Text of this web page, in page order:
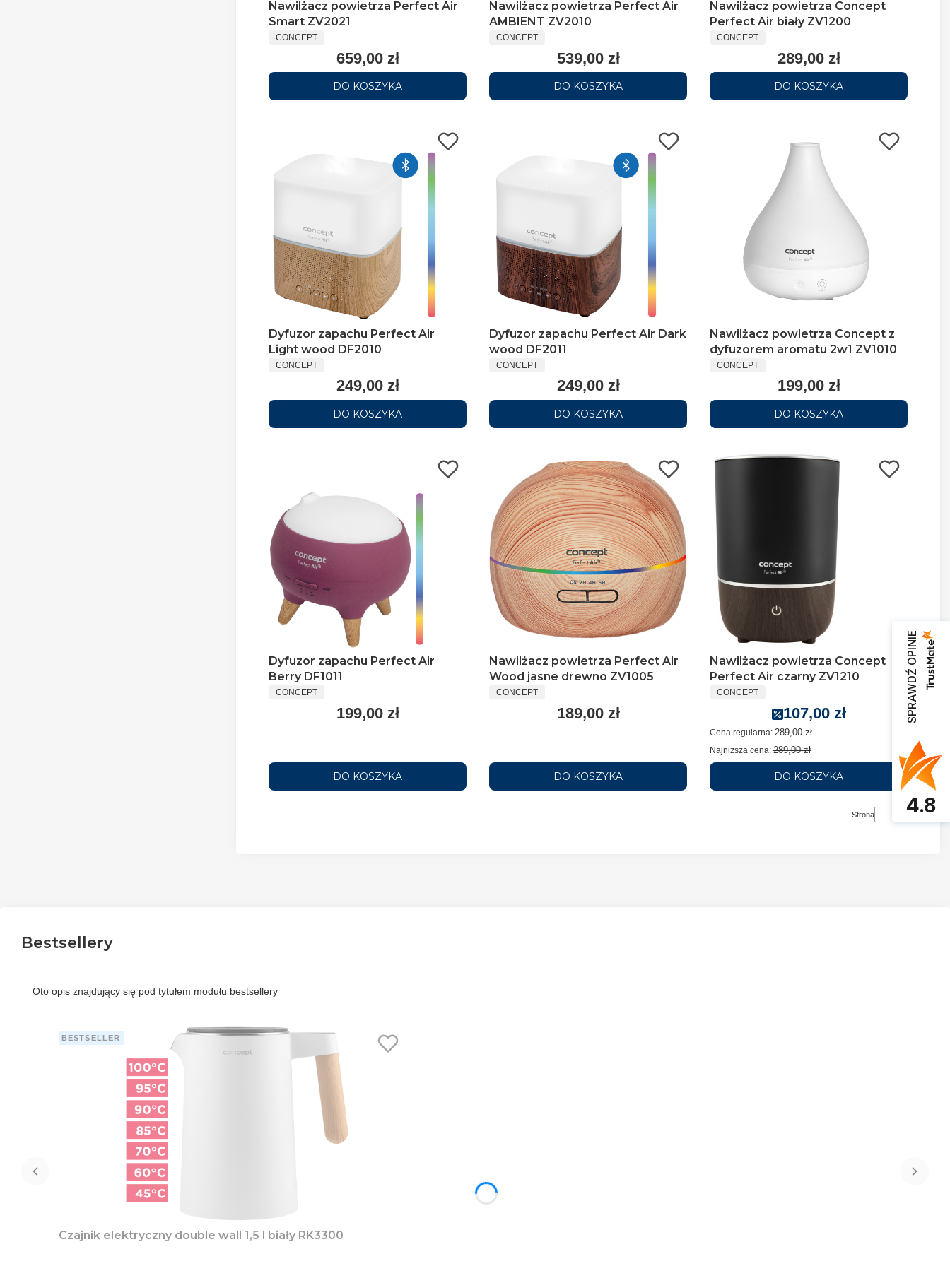
Nawilżacz powietrza Perfect Air
Smart ZV2021
CONCEPT
659,00 zł
DO KOSZYKA
Nawilżacz powietrza Perfect Air
AMBIENT ZV2010
CONCEPT
539,00 zł
DO KOSZYKA
Nawilżacz powietrza Concept
Perfect Air biały ZV1200
CONCEPT
289,00 zł
DO KOSZYKA
Dyfuzor zapachu Perfect Air
Light wood DF2010
CONCEPT
249,00 zł
DO KOSZYKA
Dyfuzor zapachu Perfect Air Dark
wood DF2011
CONCEPT
249,00 zł
DO KOSZYKA
Nawilżacz powietrza Concept z
dyfuzorem aromatu 2w1 ZV1010
CONCEPT
199,00 zł
DO KOSZYKA
Dyfuzor zapachu Perfect Air
Berry DF1011
CONCEPT
199,00 zł
DO KOSZYKA
Nawilżacz powietrza Perfect Air
Wood jasne drewno ZV1005
CONCEPT
189,00 zł
DO KOSZYKA
Nawilżacz powietrza Concept
Perfect Air czarny ZV1210
CONCEPT
107,00 zł
Cena regularna: 289,00 zł
Najniższa cena: 289,00 zł
DO KOSZYKA
Strona
Bestsellery
Oto opis znajdujący się pod tytułem modułu bestsellery
BESTSELLER
Czajnik elektryczny double wall 1,5 l biały RK3300
SPRAWDŹ OPINIE
4.8